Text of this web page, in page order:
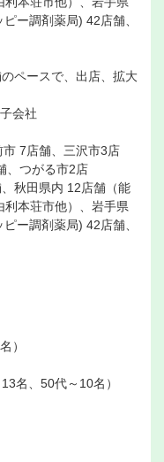
ー調剤薬局) 42店舗、
ペースで、出店、拡大
会社
7店舗、三沢市3店
、つがる市2店
秋田県内 12店舗（能
利本荘市他）、岩手県
ー調剤薬局) 42店舗、
）
名、50代～10名）